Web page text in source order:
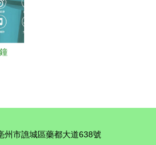
州市譙城區藥都大道638號